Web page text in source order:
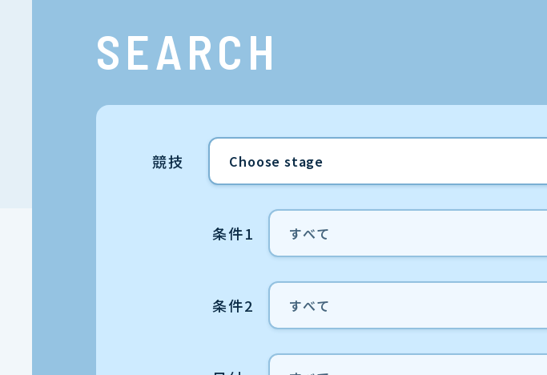
SEARCH
競技
条件1
条件2